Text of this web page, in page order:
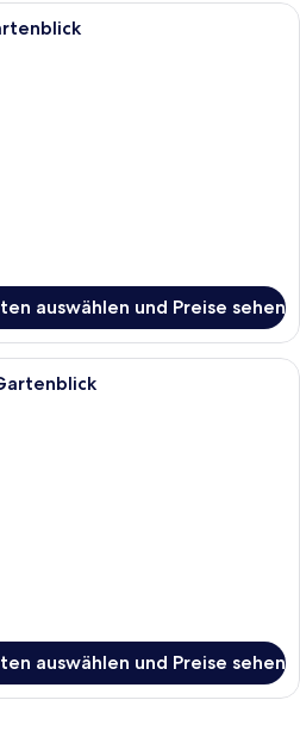
Ein Schlafzimmer mit einem großen
auswählen und Preise sehen
Ein Bett mit Baldachin, ein
auswählen und Preise sehen